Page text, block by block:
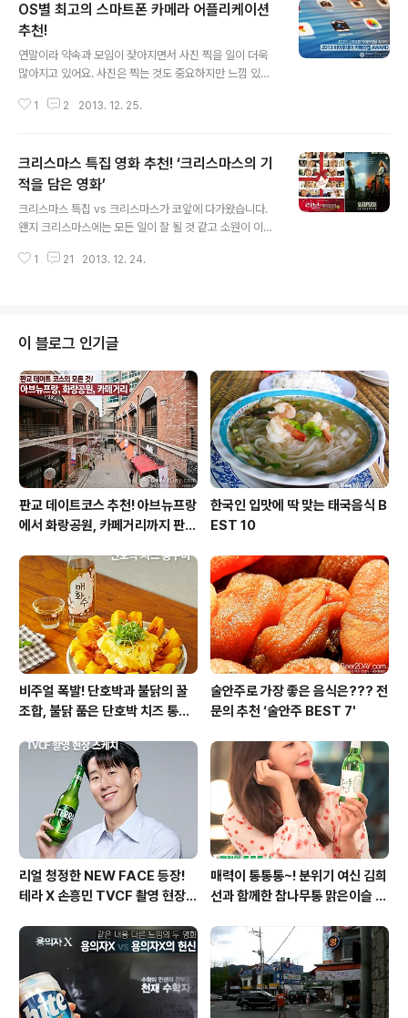
OS별 최고의 스마트폰 카메라 어플리케이션
추천!
연말이라 약속과 모임이 잦아지면서 사진 찍을 일이 더욱
많아지고 있어요. 사진은 찍는 것도 중요하지만 느낌 있는
를 좌우하는데요. 사진과 관련해 워낙 많은 어플리케이션
플 중 특징들을 비교분석 하여 각 부문별 베스트를 뽑아 보
았습니다. 2013 비어투데이 카메라어플리케이션 AWAR
D! 그 영예의 주인공을 소개합니다. IOS 환경 카메라 어플
리케이션 촬영 부문: Cortex Cam 야간촬영에도 노이즈
연말 모임이나 약속은 거의 저녁 시간, 다소 어두운 장소가
1 2 2013. 12. 25.
크리스마스 특집 영화 추천! ‘크리스마스의 기
적을 담은 영화’
크리스마스 특집 vs 크리스마스가 코앞에 다가왔습니다.
왠지 크리스마스에는 모든 일이 잘 될 것 같고 소원이 이루
이 사용하지요. 그 때문인지 크리스마스 특선영화들 역시
산타클로스가 나타나며 오랫동안 꿈꾸던 소원들도 이루어
지는 것이 크리스마스, 바로 크리스마스의 기적입니다. 그
래서 이번 주 영화대영화는 크리스마스 시즌을 맞아 ‘크리
스마스에 기적을 부르는 영화’를 테마별로 살펴보겠습니
다. 이 글을 보시는 분들 모두 크리스마스에 ‘기적’같은 일
들이 일어나길 바라며…. 사랑이 이루어지는 기적 ..
1 21 2013. 12. 24.
이 블로그 인기글
판교 데이트코스 추천! 아브뉴프랑
에서 화랑공원, 카페거리까지 판교
한국인 입맛에 딱 맞는 태국음식 B
EST 10
비주얼 폭발! 단호박과 불닭의 꿀
조합, 불닭 품은 단호박 치즈 통구
술안주로 가장 좋은 음식은??? 전
문의 추천 ‘술안주 BEST 7'
리얼 청정한 NEW FACE 등장!
테라 X 손흥민 TVCF 촬영 현장
매력이 통통통~! 분위기 여신 김희
선과 함께한 참나무통 맑은이슬 T